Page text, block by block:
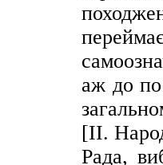
аж до
[ІІ.
Рада,